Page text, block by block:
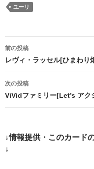
ユーリ
投
稿
ナ
ビ
ー
シ
前の投稿
レヴィ・ラッセル[ひまわり
次の投稿
ViVidファミリー[Let’s アク
↓情報提供・このカード
↓